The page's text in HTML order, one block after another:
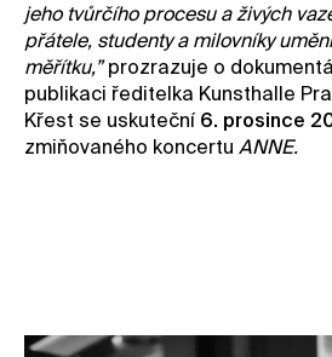
jeho tvůrčího procesu a živých
přátele, studenty a milovníky
měřítku,”prozrazuje o
publikaci ředitelka Kunsthalle
Křest se uskuteční 6. prosince
zmiňovaného koncertu ANNE.